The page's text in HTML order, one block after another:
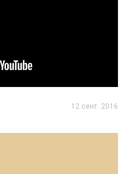
12 сент. 2016